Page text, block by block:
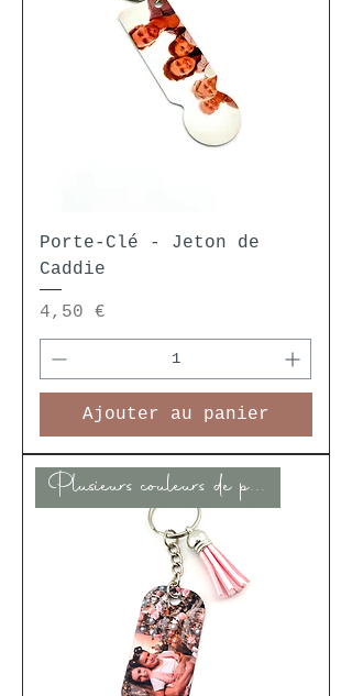
Porte-Clé - Jeton de
Caddie
Prix
4,50 €
Ajouter au panier
Plusieurs couleurs de pompon